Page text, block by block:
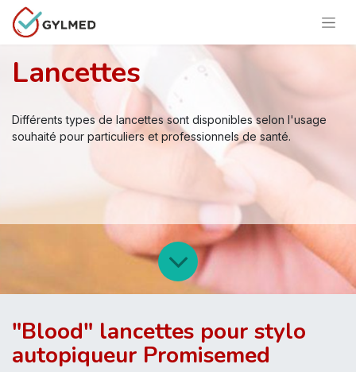
Lancettes
Différents types de lancettes sont disponibles selon l'usage
souhaité pour particuliers et professionnels de santé.
"Blood" lancettes pour stylo
autopiqueur Promisemed